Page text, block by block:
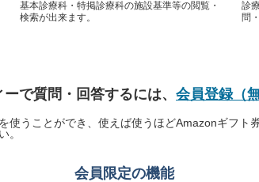
基本診療科・特掲診療科の施設基準等の閲覧・
検索が出来ます。
診
問
で質問・回答するには、 会員登録（無
使うことができ、使えば使うほどAmazonギフト
。
会員限定の機能